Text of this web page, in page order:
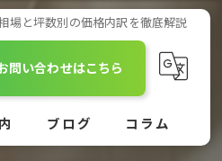
場と坪数別の価格内訳を徹底解説
問い合わせはこちら
ブログ コラム